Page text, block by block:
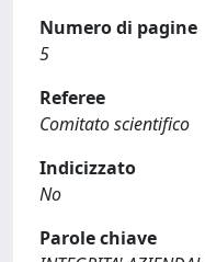
Numero di pagine
5
Referee
Comitato scientifico
Indicizzato
No
Parole chiave